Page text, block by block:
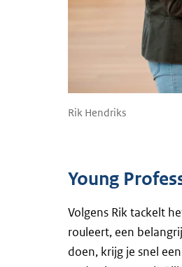
Rik Hendriks
Young
Volgens Rik tackelt
rouleert, een
doen, krijg je snel